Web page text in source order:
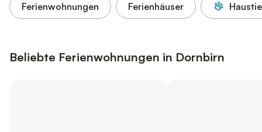
Ferienwohnungen Ferienhäuser
Beliebte Ferienwohnungen in Dornbirn